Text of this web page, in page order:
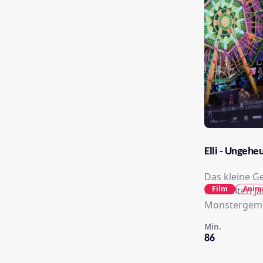
Elli -
Das kleine
einer alten
86
Min.
Film